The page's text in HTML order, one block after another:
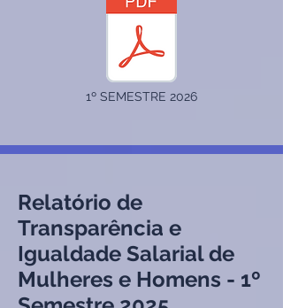
1º SEMESTRE 2026
Relatório de
Transparência e
Igualdade Salarial de
Mulheres e Homens - 1º